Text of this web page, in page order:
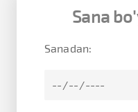
Sana
Sanadan: